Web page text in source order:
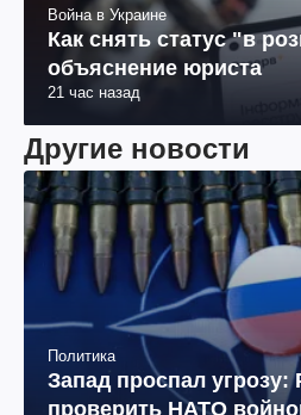
Война в Украине
Как снять статус "в
объяснение юриста
21 час назад
Другие новости
Политика
Запад проспал угрозу:
проверить НАТО